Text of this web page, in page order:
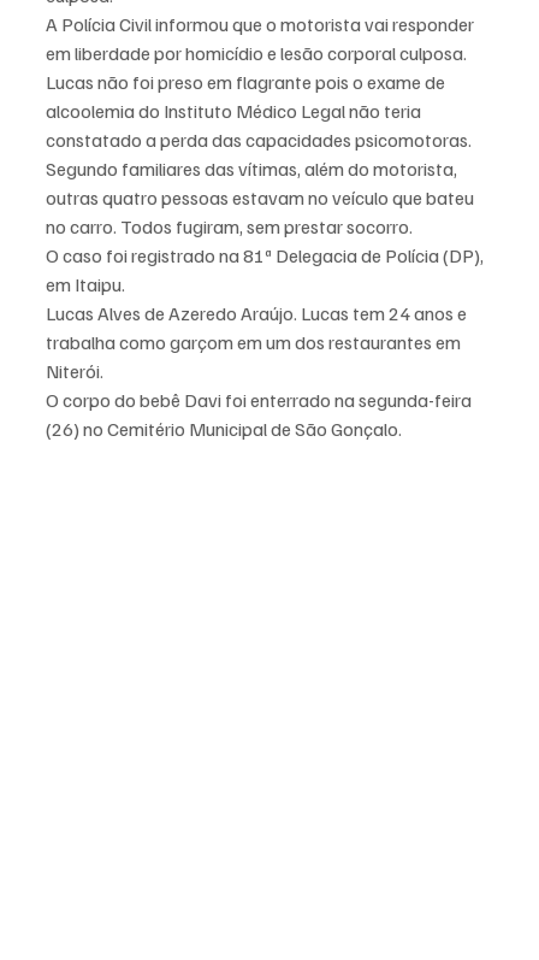
A Polícia Civil informou que o motorista vai responder
em liberdade por homicídio e lesão corporal culposa.
Lucas não foi preso em flagrante pois o exame de
alcoolemia do Instituto Médico Legal não teria
constatado a perda das capacidades psicomotoras.
Segundo familiares das vítimas, além do motorista,
outras quatro pessoas estavam no veículo que bateu
no carro. Todos fugiram, sem prestar socorro.
O caso foi registrado na 81ª Delegacia de Polícia (DP),
em Itaipu.
Lucas Alves de Azeredo Araújo. Lucas tem 24 anos e
trabalha como garçom em um dos restaurantes em
Niterói.
O corpo do bebê Davi foi enterrado na segunda-feira
(26) no Cemitério Municipal de São Gonçalo.